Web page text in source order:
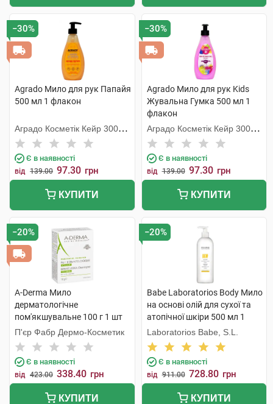
−30%
Agrado Мило для рук Папайя
500 мл 1 флакон
Аградо Косметік Кейр 3000
С.Л.У.
Є в наявності
від 139.00 97.30 грн
КУПИТИ
−30%
Agrado Мило для рук Kids
Жувальна Гумка 500 мл 1
флакон
Аградо Косметік Кейр 3000
С.Л.У.
Є в наявності
від 139.00 97.30 грн
КУПИТИ
−20%
A-Derma Мило
дерматологічне
пом'якшувальне 100 г 1 шт
П'єр Фабр Дермо-Косметик
Є в наявності
від 423.00 338.40 грн
КУПИТИ
−20%
Babe Laboratorios Body Мило
на основі олій для сухої та
атопічної шкіри 500 мл 1
флакон
Laboratorios Babe, S.L.
Є в наявності
від 911.00 728.80 грн
КУПИТИ